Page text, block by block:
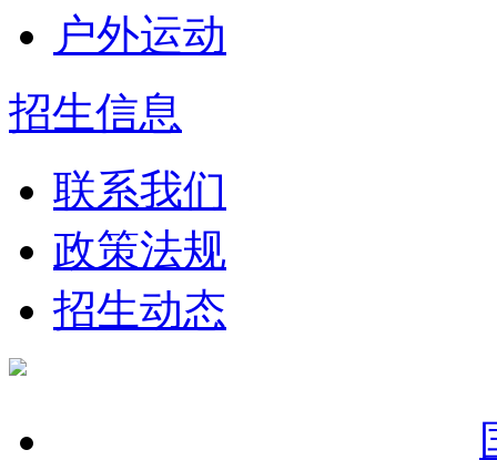
户外运动
招生信息
联系我们
政策法规
招生动态